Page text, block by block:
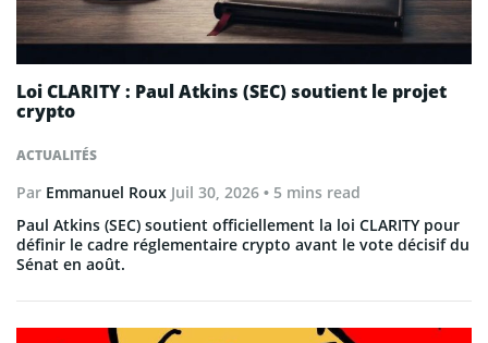
ACTUALITÉS
Loi CLARITY : Paul Atkins (SEC) soutient le projet
crypto
Par Emmanuel Roux Juil 30, 2026 • 5 mins read
Paul Atkins (SEC) soutient officiellement la loi CLARITY pour
définir le cadre réglementaire crypto avant le vote décisif du
Sénat en août.